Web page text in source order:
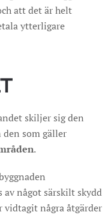
att det är helt
ytterligare
skiljer sig den
som gäller
.
något särskilt skydd
några åtgärder